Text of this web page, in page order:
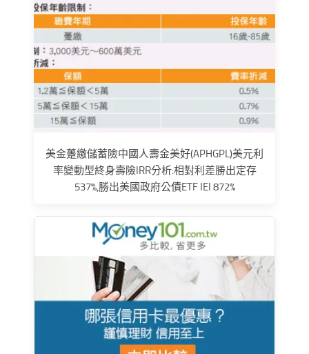
美金躉繳儲蓄險中國人壽金美好(APHGPL)美元利
率變動型終身壽險IRR分析:相對利差勝出定存
537%,勝出美國政府公債ETF IEI 872%